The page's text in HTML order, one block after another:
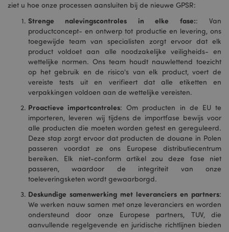
ziet u hoe onze processen aansluiten bij de nieuwe GPSR:
Strenge nalevingscontroles in elke fase:: Van
productconcept- en ontwerp tot productie en levering, ons
toegewijde team van specialisten zorgt ervoor dat elk
product voldoet aan alle noodzakelijke veiligheids- en
wettelijke normen. Ons team houdt nauwlettend toezicht
op het gebruik en de risico's van elk product, voert de
vereiste tests uit en verifieert dat alle etiketten en
verpakkingen voldoen aan de wettelijke vereisten.
Proactieve importcontroles: Om producten in de EU te
importeren, leveren wij tijdens de importfase bewijs voor
alle producten die moeten worden getest en gereguleerd.
Deze stap zorgt ervoor dat producten de douane in Polen
passeren voordat ze ons Europese distributiecentrum
bereiken. Elk niet-conform artikel zou deze fase niet
passeren, waardoor de integriteit van onze
toeleveringsketen wordt gewaarborgd.
Deskundige samenwerking met leveranciers en partners:
We werken nauw samen met onze leveranciers en worden
ondersteund door onze Europese partners, TUV, die
aanvullende regelgevende en juridische richtlijnen bieden